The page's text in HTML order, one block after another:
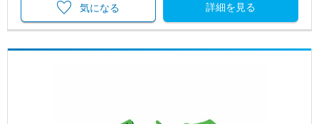
詳細を見る
気になる